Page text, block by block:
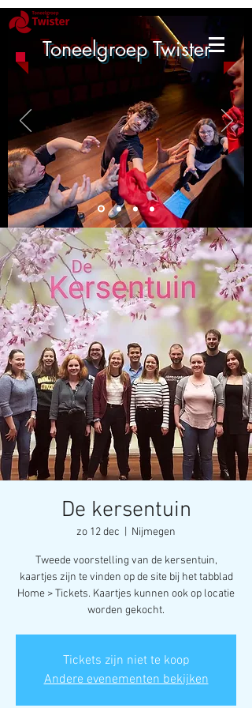
Toneelgroep Twister
De kersentuin
zo 12 dec Nijmegen
Tweede voorstelling van de kersentuin,
kaartjes zijn te vinden op de site bij het tabblad
Home > Tickets. Kaartjes kunnen ook op locatie
worden gekocht.
Tickets zijn niet te koop
Andere evenementen bekijken